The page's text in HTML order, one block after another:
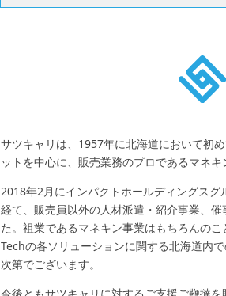
サツキャリは、1957年に北海道において初
ットを中心に、販売業務のプロであるマネ
2018年2月にインパクトホールディングス
経て、販売員以外の人材派遣・紹介事業、
た。祖業であるマネキン事業はもちろんの
Techの各ソリューションに関する北海道内
次第でございます。
今後ともサツキャリに対するご支援ご鞭撻を